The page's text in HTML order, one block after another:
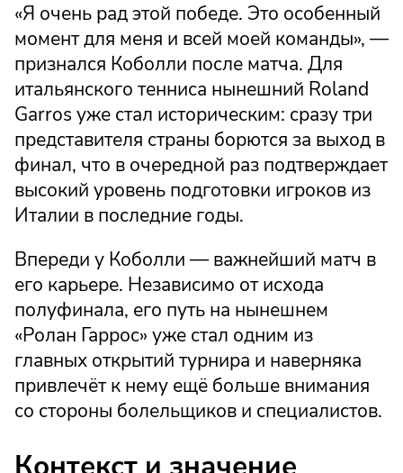
«Я очень рад этой победе. Это особенный
момент для меня и всей моей команды», —
признался Коболли после матча. Для
итальянского тенниса нынешний Roland
Garros уже стал историческим: сразу три
представителя страны борются за выход в
финал, что в очередной раз подтверждает
высокий уровень подготовки игроков из
Италии в последние годы.
Впереди у Коболли — важнейший матч в
его карьере. Независимо от исхода
полуфинала, его путь на нынешнем
«Ролан Гаррос» уже стал одним из
главных открытий турнира и наверняка
привлечёт к нему ещё больше внимания
со стороны болельщиков и специалистов.